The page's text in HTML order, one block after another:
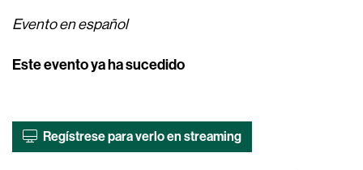
Evento en español
Este evento ya ha sucedido
Regístrese para verlo en streaming